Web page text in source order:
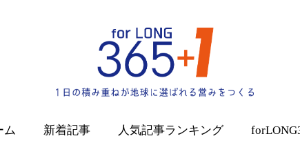
ム 新着記事 人気記事ランキング